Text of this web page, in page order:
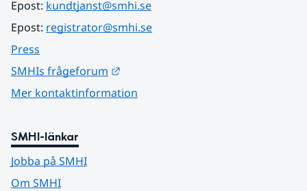
Epost: kundtjanst@smhi.se
Epost: registrator@smhi.se
Press
SMHIs frågeforum
Mer kontaktinformation
SMHI-länkar
Jobba på SMHI
Om SMHI